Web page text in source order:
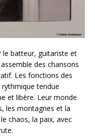
batteur, guitariste et
des chansons
Les fonctions des
tendue
et libère. Leur monde
les montagnes et la
chaos, la paix, avec